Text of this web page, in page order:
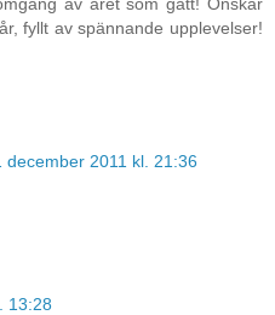
fyllt av spännande upplevelser!
december 2011 kl. 21:36
13:28